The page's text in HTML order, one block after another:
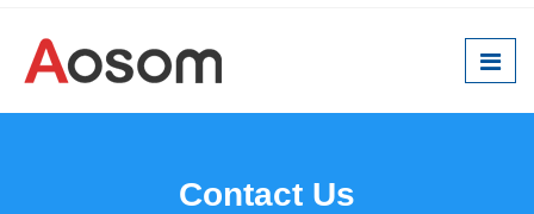
Contact Us